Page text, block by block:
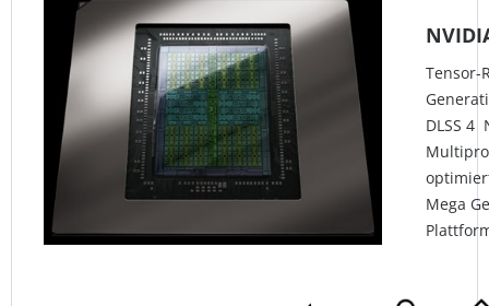
Tensor-
DLSS 4
Mega